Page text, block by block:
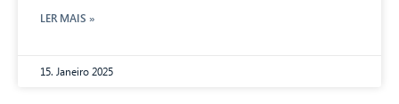
LER MAIS »
15. Janeiro 2025